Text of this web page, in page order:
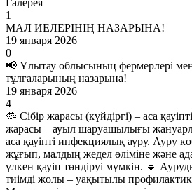
Галерея
1
МАЛ ИЕЛЕРІНІҢ НАЗАРЫНА!
19 января 2026
0
📢 Ұлытау облысының фермерлері
тұлғаларының назарына!
19 января 2026
4
🦠 Сібір жарасы (күйдіргі) – аса
жарасы – ауыл шаруашылығы
аса қауіпті инфекциялық ауру. Ауру
жұғып, малдың жедел өліміне және
үлкен қауіп төндіруі мүмкін. 🔹
тиімді жолы – уақытылы